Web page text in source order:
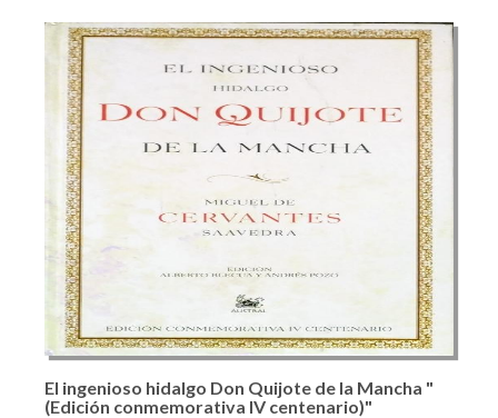
El ingenioso hidalgo Don Quijote de la Mancha "
(Edición conmemorativa IV centenario)"